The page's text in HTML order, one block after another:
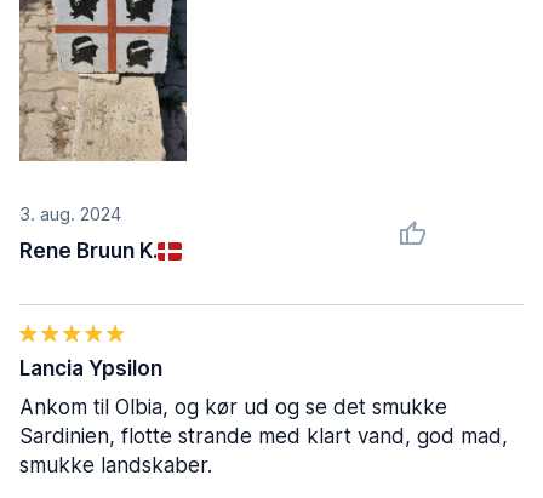
3. aug. 2024
Rene Bruun K.
Lancia Ypsilon
Ankom til Olbia, og kør ud og se det smukke
Sardinien, flotte strande med klart vand, god mad,
smukke landskaber.